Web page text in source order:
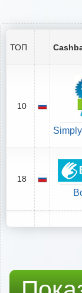
ТОП
10
18